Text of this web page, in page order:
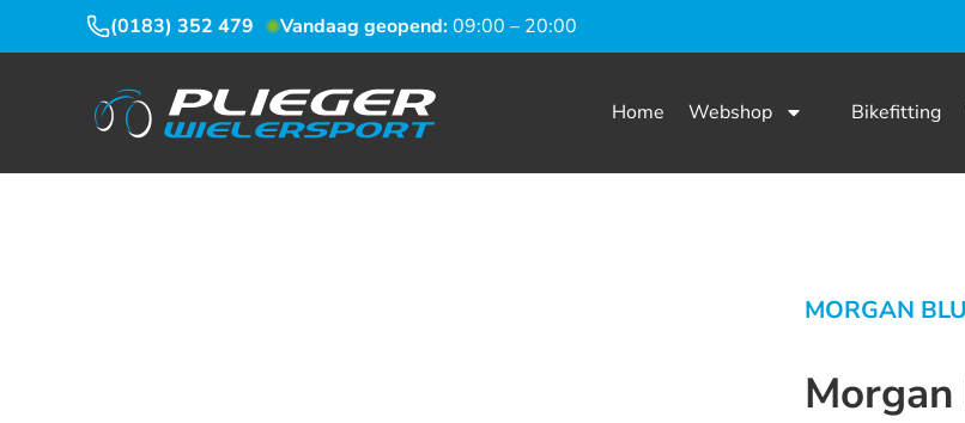
(0183) 352 479 Vandaag geopend:09:00 – 20:00
Home Webshop Bikefitting
MORGAN